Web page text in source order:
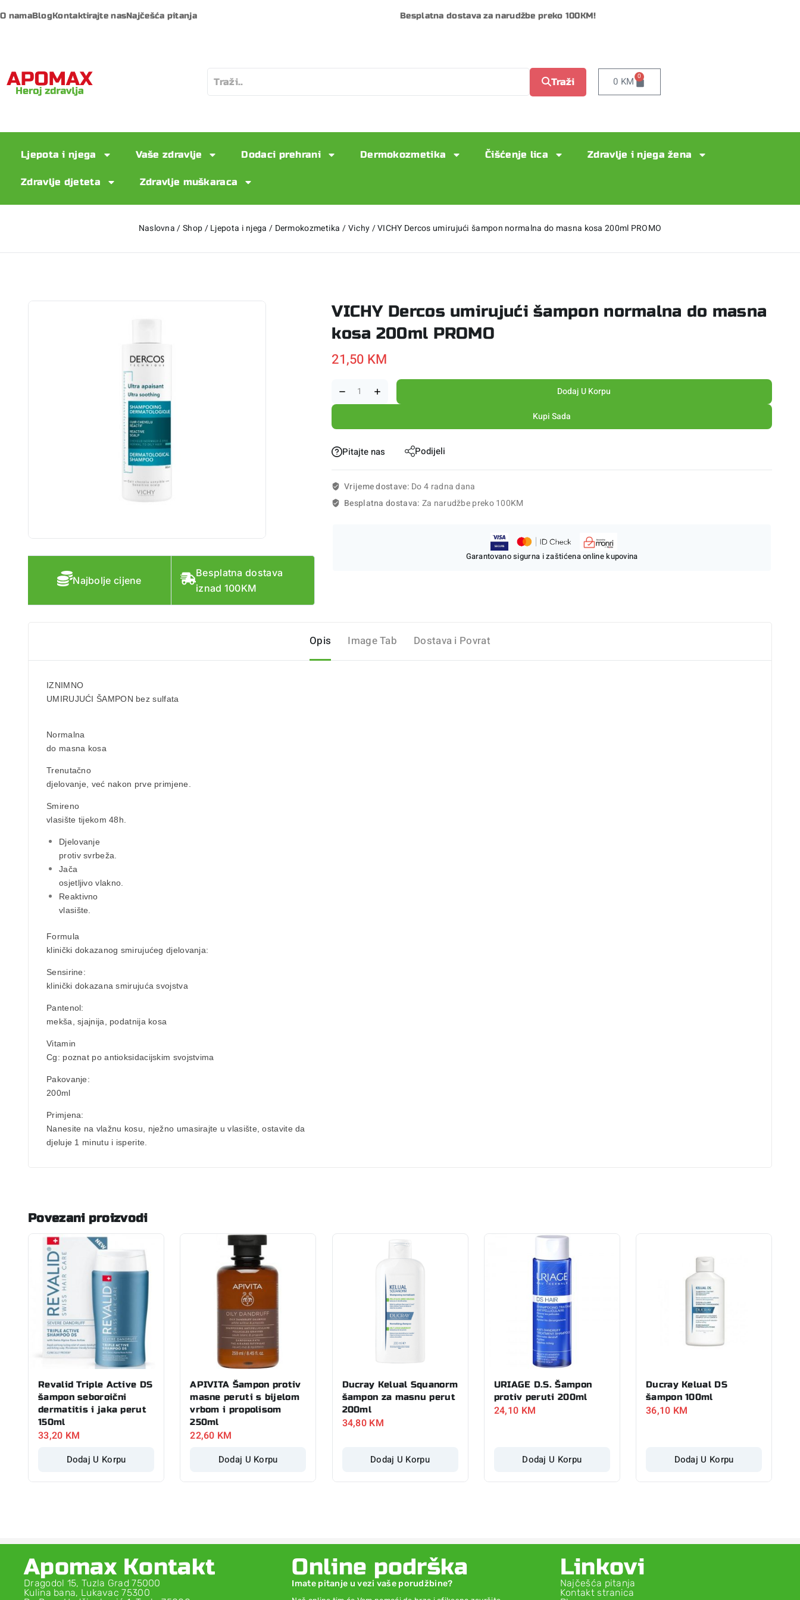
O namaBlogKontaktirajte nasNajčešća pitanja Besplatna dostava za narudžbe preko 100KM!
Traži 0 KM 0
Ljepota i njega Vaše zdravlje Dodaci prehrani Dermokozmetika Čišćenje lica Zdravlje i njega žena
Zdravlje djeteta Zdravlje muškaraca
Naslovna /Shop/Ljepota i njega / Dermokozmetika /Vichy/VICHY Dercos umirujući šampon normalna do masna kosa 200ml PROMO
Najbolje cijene
Besplatna dostava
iznad 100KM
VICHY Dercos umirujući šampon normalna do masna
kosa 200ml PROMO
21,50 KM
Dodaj U Korpu
Kupi Sada
Pitajte nas Podijeli
Vrijeme dostave: Do 4 radna dana
Besplatna dostava: Za narudžbe preko 100KM
Garantovano sigurna i zaštićena online kupovina
Opis Image Tab Dostava i Povrat
IZNIMNO
UMIRUJUĆI ŠAMPON bez sulfata
Normalna
do masna kosa
Trenutačno
djelovanje, već nakon prve primjene.
Smireno
vlasište tijekom 48h
Djelovanje
protiv svrbeža.
Jača
osjetljivo vlakno.
Reaktivno
vlasište.
Formula
klinički dokazanog smirujućeg djelovanja:
Sensirine:
klinički dokazana smirujuća svojstva
Pantenol:
mekša, sjajnija, podatnija kosa
Vitamin
Cg: poznat po antioksidacijskim svojstvima
Pakovanje:
200ml
Primjena:
Nanesite na vlažnu kosu, nježno umasirajte u vlasište, ostavite da
djeluje 1 minutu i isperite.
Povezani proizvodi
Revalid Triple Active DS
šampon seboroični
dermatitis i jaka perut
150ml
33,20 KM
Dodaj U Korpu
APIVITA Šampon protiv
masne peruti s bijelom
vrbom i propolisom
250ml
22,60 KM
Dodaj U Korpu
Ducray Kelual Squanorm
šampon za masnu perut
200ml
34,80 KM
Dodaj U Korpu
URIAGE D.S. Šampon
protiv peruti 200ml
24,10 KM
Dodaj U Korpu
Ducray Kelual DS
šampon 100ml
36,10 KM
Dodaj U Korpu
Apomax Kontakt
Dragodol 15, Tuzla Grad 75000
Kulina bana, Lukavac 75300
Online podrška
Imate pitanje u vezi vaše porudžbine?
Linkovi
Najčešća pitanja
Kontakt stranica